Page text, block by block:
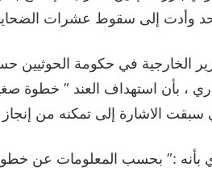
وأدت إلى سقوط عشرات
الخارجية في حكومة الحوثيين
، بأن استهداف العند ” خطوة
سبقت الاشارة إلى تمكنه من
:” بحسب المعلومات عن